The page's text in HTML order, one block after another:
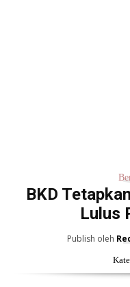
BKD
Lulus
Publish oleh